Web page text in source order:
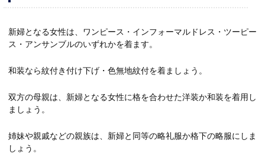
新婦となる女性は、ワンピース・インフォーマルドレス・ツーピー
ス・アンサンブルのいずれかを着ます。
和装なら紋付き付け下げ・色無地紋付を着ましょう。
双方の母親は、新婦となる女性に格を合わせた洋装か和装を着用し
ましょう。
姉妹や親戚などの親族は、新婦と同等の略礼服か格下の略服にしま
しょう。